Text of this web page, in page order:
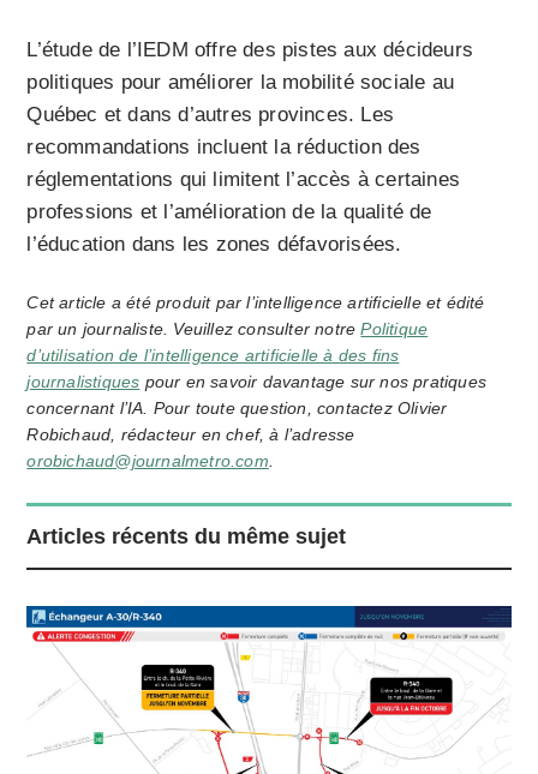
L’étude de l’IEDM offre des pistes aux décideurs
politiques pour améliorer la mobilité sociale au
Québec et dans d’autres provinces. Les
recommandations incluent la réduction des
réglementations qui limitent l’accès à certaines
professions et l’amélioration de la qualité de
l’éducation dans les zones défavorisées.
Cet article a été produit par l’intelligence artificielle et édité
par un journaliste. Veuillez consulter notrePolitique
d’utilisation de l’intelligence artificielle à des fins
journalistiques pour en savoir davantage sur nos pratiques
concernant l’IA. Pour toute question, contactez Olivier
Robichaud, rédacteur en chef, à l’adresse
orobichaud@journalmetro.com
Articles récents du même sujet